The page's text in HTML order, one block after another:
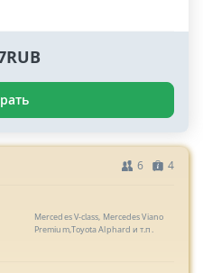
6 4
Mercedes V-class, Mercedes Viano
Premium,Toyota Alphard и т.п.